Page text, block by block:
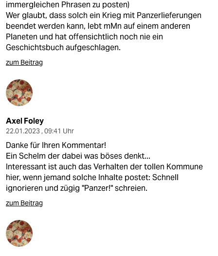
immergleichen Phrasen zu posten)
Wer glaubt, dass solch ein Krieg mit Panzerlieferungen
beendet werden kann, lebt mMn auf einem anderen
Planeten und hat offensichtlich noch nie ein
Geschichtsbuch aufgeschlagen.
zum Beitrag
Axel Foley
22.01.2023 , 09:41 Uhr
Danke für Ihren Kommentar!
Ein Schelm der dabei was böses denkt...
Interessant ist auch das Verhalten der tollen Kommune
hier, wenn jemand solche Inhalte postet: Schnell
ignorieren und zügig "Panzer!" schreien.
zum Beitrag